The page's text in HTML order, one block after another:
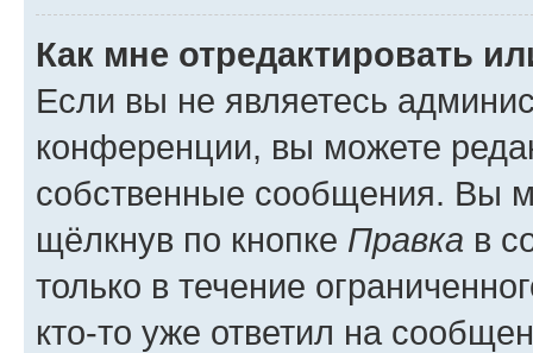
Как мне отредактировать
Если вы не являетесь
конференции, вы можете
собственные сообщения. Вы
щёлкнув по кнопке Правка в
только в течение
кто-то уже ответил на